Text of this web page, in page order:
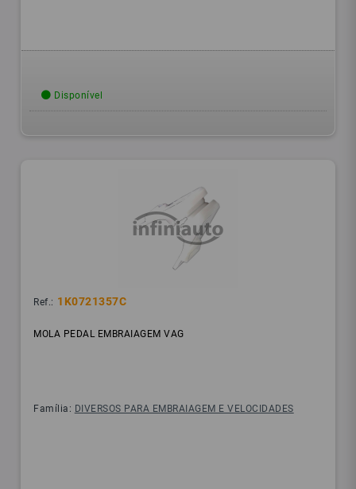
Disponível
Ref.: 1K0721357C
MOLA PEDAL EMBRAIAGEM VAG
Família: DIVERSOS PARA EMBRAIAGEM E VELOCIDADES